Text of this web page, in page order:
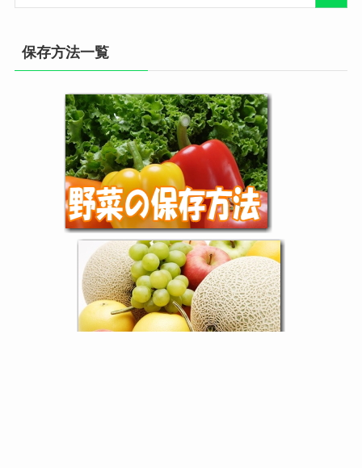
保存方法一覧